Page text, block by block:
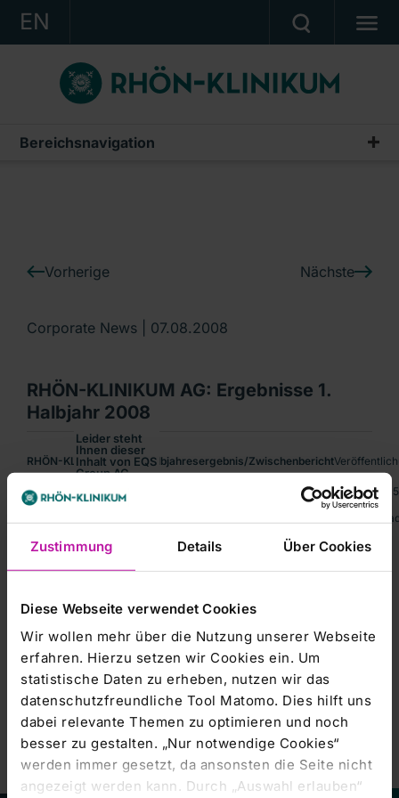
Zustimmung Details Über Cookies
Diese Webseite verwendet Cookies
Wir wollen mehr über die Nutzung unserer Webseite
erfahren. Hierzu setzen wir Cookies ein. Um
statistische Daten zu erheben, nutzen wir das
datenschutzfreundliche Tool Matomo. Dies hilft uns
dabei relevante Themen zu optimieren und noch
besser zu gestalten. „Nur notwendige Cookies“
werden immer gesetzt, da ansonsten die Seite nicht
angezeigt werden kann. Durch „Auswahl erlauben“
EN
KONZERN
KLINIKEN
KARRIERE
Ein Unternehmen der RHÖN-KLINIKUM AG
Bereichsnavigation
IR-News
Vorherige Nächste
Corporate News | 07.08.2008
RHÖN-KLINIKUM AG: Ergebnisse 1.
Halbjahr 2008
RHÖN-KLINIKUM AG / Halbjahresergebnis/Zwischenbericht
•Bestätigung des Wachstumskurses: Umsatzsteigerung um 4,3 % auf
Sprache: DeutschEmittent: RHÖN-KLINIKUM AG Schlossplatz 1
Leider steht
Ihnen dieser
Inhalt von EQS
Group AG
zur
Um Ihnen das
Nutzererlebnis
zu
ermöglichen,
Einstellungen
anzupassen.
Marketing-
Cookies
akzeptieren
Kursentwicklung